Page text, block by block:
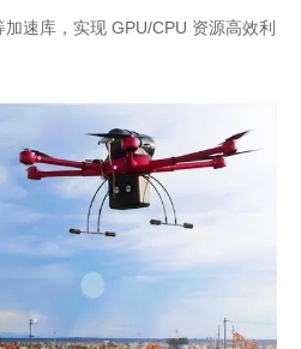
速库，实现 GPU/CPU 资源高效利